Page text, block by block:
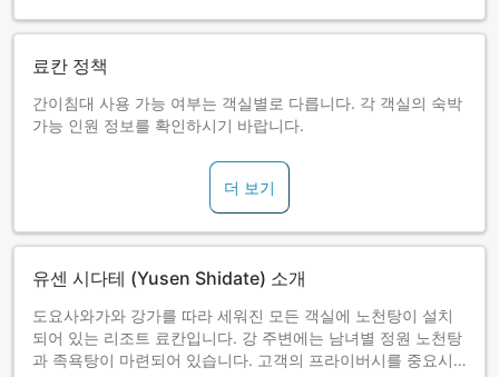
료칸 정책
간이침대 사용 가능 여부는 객실별로 다릅니다. 각 객실의 숙박
가능 인원 정보를 확인하시기 바랍니다.
더 보기
유센 시다테 (Yusen Shidate) 소개
도요사와가와 강가를 따라 세워진 모든 객실에 노천탕이 설치
되어 있는 리조트 료칸입니다. 강 주변에는 남녀별 정원 노천탕
과 족욕탕이 마련되어 있습니다. 고객의 프라이버시를 중요시